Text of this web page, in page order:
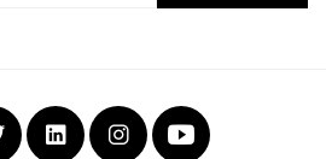
LinkedinInstagramYoutube